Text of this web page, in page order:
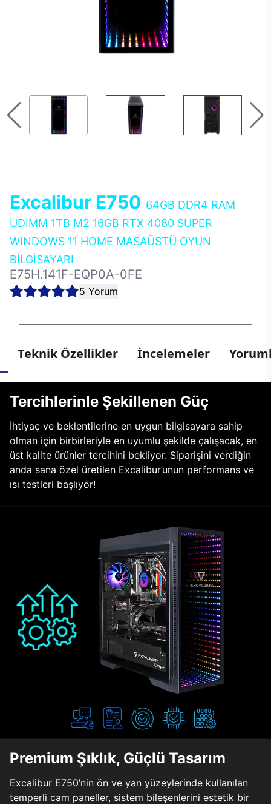
Excalibur E750 64GB DDR4 RAM
UDIMM 1TB M2 16GB RTX 4080 SUPER
WINDOWS 11 HOME MASAÜSTÜ OYUN
BİLGİSAYARI
E75H.141F-EQP0A-0FE
5 Yorum
Teknik Özellikler İncelemeler
Tercihlerinle Şekillenen Güç
İhtiyaç ve beklentilerine en uygun bilgisayara sahip
olman için birbirleriyle en uyumlu şekilde çalışacak, en
üst kalite ürünler tercihini bekliyor. Siparişini verdiğin
anda sana özel üretilen Excalibur’unun performans ve
ısı testleri başlıyor!
Premium Şıklık, Güçlü Tasarım
Excalibur E750’nin ön ve yan yüzeylerinde kullanılan
temperli cam paneller, sistem bileşenlerini estetik bir